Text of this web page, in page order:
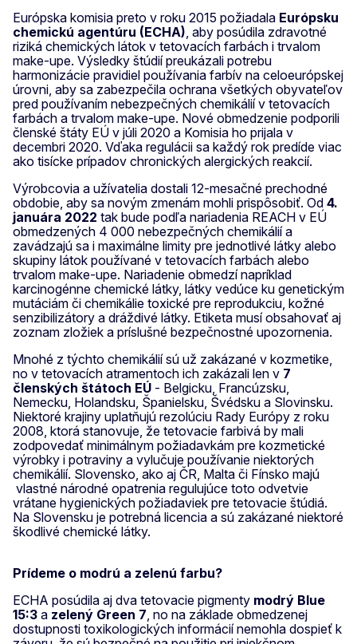
Európska komisia preto v roku 2015 požiadala Európsku
chemickú agentúru (ECHA), aby posúdila zdravotné
riziká chemických látok v tetovacích farbách i trvalom
make-upe. Výsledky štúdií preukázali potrebu
harmonizácie pravidiel používania farbív na celoeurópskej
úrovni, aby sa zabezpečila ochrana všetkých obyvateľov
pred používaním nebezpečných chemikálií v tetovacích
farbách a trvalom make-upe. Nové obmedzenie podporili
členské štáty EÚ v júli 2020 a Komisia ho prijala v
decembri 2020. Vďaka regulácii sa každý rok predíde viac
ako tisícke prípadov chronických alergických reakcií.
Výrobcovia a užívatelia dostali 12-mesačné prechodné
obdobie, aby sa novým zmenám mohli prispôsobiť. Od 4.
januára 2022 tak bude podľa nariadenia REACH v EÚ
obmedzených 4 000 nebezpečných chemikálií a
zavádzajú sa i maximálne limity pre jednotlivé látky alebo
skupiny látok používané v tetovacích farbách alebo
trvalom make-upe. Nariadenie obmedzí napríklad
karcinogénne chemické látky, látky vedúce ku genetickým
mutáciám či chemikálie toxické pre reprodukciu, kožné
senzibilizátory a dráždivé látky. Etiketa musí obsahovať aj
zoznam zložiek a príslušné bezpečnostné upozornenia.
Mnohé z týchto chemikálií sú už zakázané v kozmetike,
no v tetovacích atramentoch ich zakázali len v 7
členských štátoch EÚ - Belgicku, Francúzsku,
Nemecku, Holandsku, Španielsku, Švédsku a Slovinsku.
Niektoré krajiny uplatňujú rezolúciu Rady Európy z roku
2008, ktorá stanovuje, že tetovacie farbivá by mali
zodpovedať minimálnym požiadavkám pre kozmetické
výrobky i potraviny a vylučuje používanie niektorých
chemikálií. Slovensko, ako aj ČR, Malta či Fínsko majú
vlastné národné opatrenia regulujúce toto odvetvie
vrátane hygienických požiadaviek pre tetovacie štúdiá.
Na Slovensku je potrebná licencia a sú zakázané niektoré
škodlivé chemické látky.
Prídeme o modrú a zelenú farbu?
ECHA posúdila aj dva tetovacie pigmenty modrý Blue
15:3 a zelený Green 7, no na základe obmedzenej
dostupnosti toxikologických informácií nemohla dospieť k